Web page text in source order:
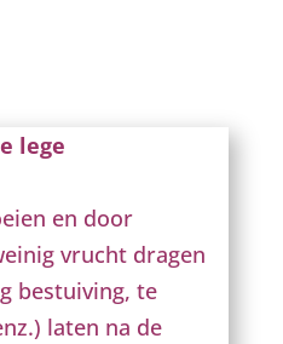
lege
en door
vrucht dragen
bestuiving, te
laten na de